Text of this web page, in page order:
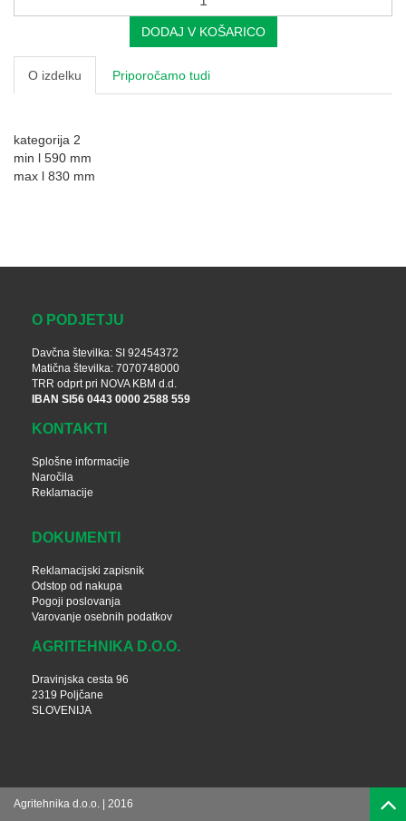
DODAJ V KOŠARICO
O izdelku Priporočamo tudi
kategorija 2
min l 590 mm
max l 830 mm
O PODJETJU
Davčna številka: SI 92454372
Matična številka: 7070748000
TRR odprt pri NOVA KBM d.d.
IBAN SI56 0443 0000 2588 559
KONTAKTI
Splošne informacije
Naročila
Reklamacije
DOKUMENTI
Reklamacijski zapisnik
Odstop od nakupa
Pogoji poslovanja
Varovanje osebnih podatkov
AGRITEHNIKA D.O.O.
Dravinjska cesta 96
2319 Poljčane
SLOVENIJA
Agritehnika d.o.o. | 2016